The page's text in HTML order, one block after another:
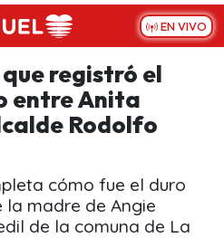
EN VIVO
registró el
entre Anita
Rodolfo
cómo fue el duro
madre de Angie
de la comuna de La